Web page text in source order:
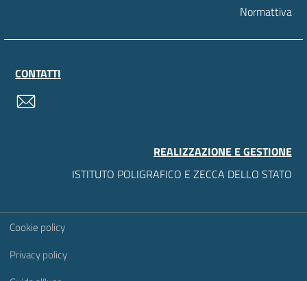
Normattiva
CONTATTI
REALIZZAZIONE E GESTIONE
ISTITUTO POLIGRAFICO E ZECCA DELLO STATO
Sezione Link Utili
Cookie policy
Privacy policy